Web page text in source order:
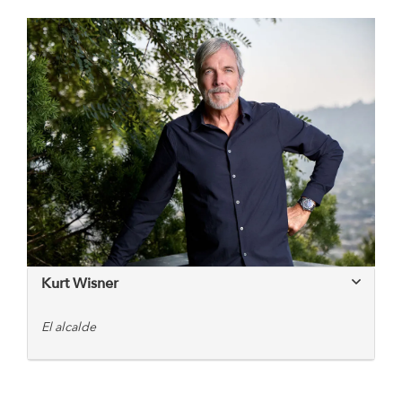
Kurt Wisner
El alcalde